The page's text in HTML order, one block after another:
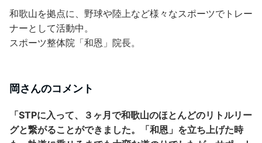
和歌山を拠点に、野球や陸上など様々なスポーツでトレー
ナーとして活動中。
スポーツ整体院「和恩」院長。
岡さんのコメント
「STPに入って、３ヶ月で和歌山のほとんどのリトルリー
グと繋がることができました。「和恩」を立ち上げた時